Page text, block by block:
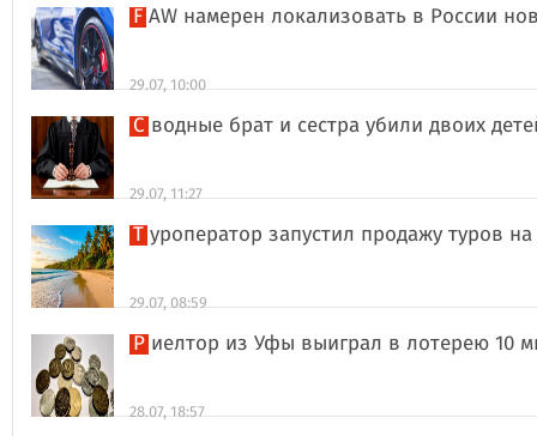
FAW намерен локализовать в России
29.07, 10:00
Сводные брат и сестра убили двоих
29.07, 11:27
Туроператор запустил продажу туров
29.07, 08:59
Риелтор из Уфы выиграл в лотерею 10
28.07, 18:57